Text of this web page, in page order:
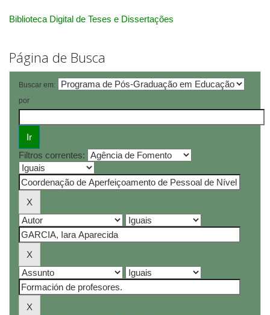
Biblioteca Digital de Teses e Dissertações
Página de Busca
Buscar em:
por
Filtros correntes: